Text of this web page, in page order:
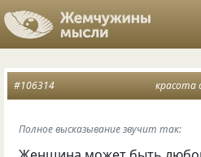
красота
#106314
Полное высказывание звучит так: